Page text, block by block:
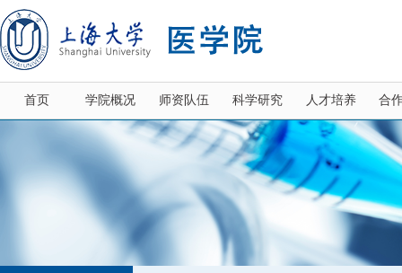
首页 学院概况 师资队伍 科学研究 人才培养 合